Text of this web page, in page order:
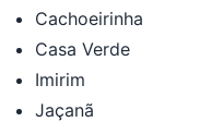
Cachoeirinha
Casa Verde
Imirim
Jaçanã